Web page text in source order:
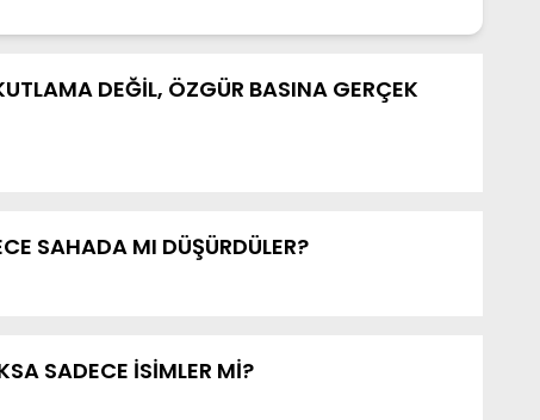
DEĞİL, ÖZGÜR BASINA GERÇEK
SAHADA MI DÜŞÜRDÜLER?
SADECE İSİMLER Mİ?